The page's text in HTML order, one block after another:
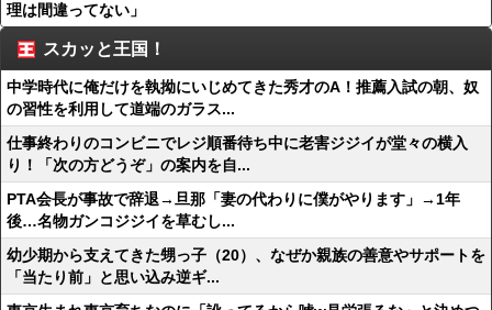
理は間違ってない」
スカッと王国！
中学時代に俺だけを執拗にいじめてきた秀才のA！推薦入試の朝、奴
の習性を利用して道端のガラス...
仕事終わりのコンビニでレジ順番待ち中に老害ジジイが堂々の横入
り！「次の方どうぞ」の案内を自...
PTA会長が事故で辞退→旦那「妻の代わりに僕がやります」→1年
後…名物ガンコジジイを草むし...
幼少期から支えてきた甥っ子（20）、なぜか親族の善意やサポートを
「当たり前」と思い込み逆ギ...